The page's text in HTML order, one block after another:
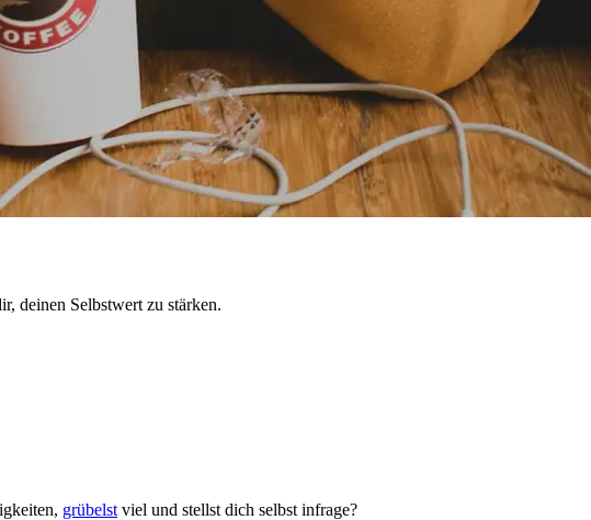
deinen Selbstwert zu stärken.
grübelst viel und stellst dich selbst infrage?